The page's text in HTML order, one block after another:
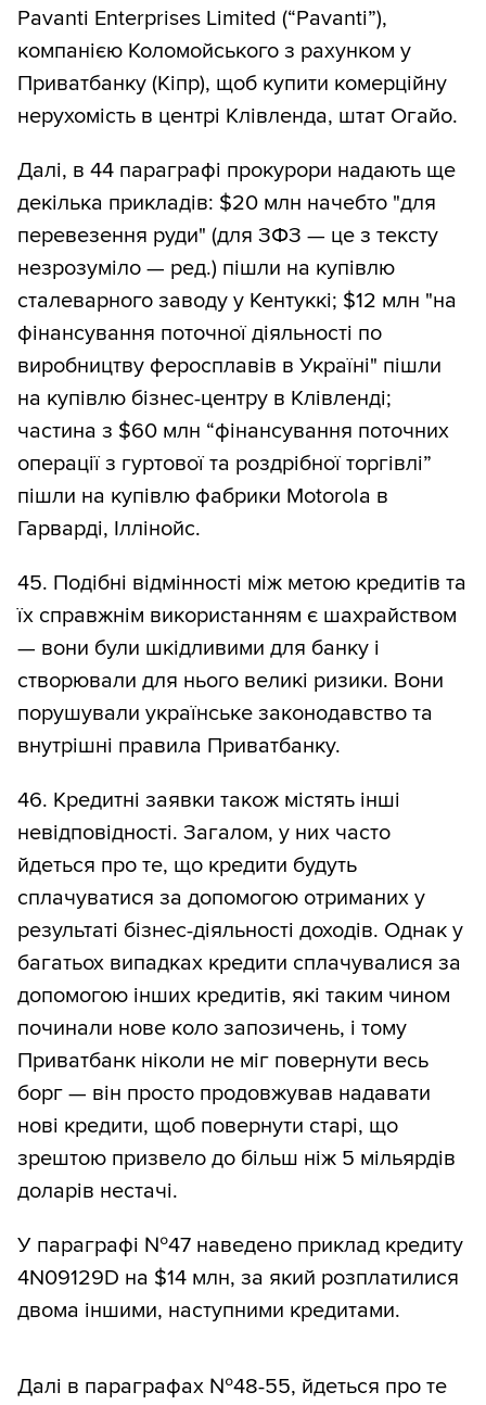
Pavanti Enterprises Limited (“Pavanti”),
компанією Коломойського з рахунком у
Приватбанку (Кіпр), щоб купити комерційну
нерухомість в центрі Клівленда, штат Огайо.
Далі, в 44 параграфі прокурори надають ще
декілька прикладів: $20 млн начебто "для
перевезення руди" (для ЗФЗ — це з тексту
незрозуміло — ред.) пішли на купівлю
сталеварного заводу у Кентуккі; $12 млн "на
фінансування поточної діяльності по
виробництву феросплавів в Україні" пішли
на купівлю бізнес-центру в Клівленді;
частина з $60 млн “фінансування поточних
операції з гуртової та роздрібної торгівлі”
пішли на купівлю фабрики Motorola в
Гарварді, Іллінойс.
45. Подібні відмінності між метою кредитів та
їх справжнім використанням є шахрайством
— вони були шкідливими для банку і
створювали для нього великі ризики. Вони
порушували українське законодавство та
внутрішні правила Приватбанку.
46. Кредитні заявки також містять інші
невідповідності. Загалом, у них часто
йдеться про те, що кредити будуть
сплачуватися за допомогою отриманих у
результаті бізнес-діяльності доходів. Однак у
багатьох випадках кредити сплачувалися за
допомогою інших кредитів, які таким чином
починали нове коло запозичень, і тому
Приватбанк ніколи не міг повернути весь
борг — він просто продовжував надавати
нові кредити, щоб повернути старі, що
зрештою призвело до більш ніж 5 мільярдів
доларів нестачі.
У параграфі №47 наведено приклад кредиту
4N09129D на $14 млн, за який розплатилися
двома іншими, наступними кредитами.
Далі в параграфах №48-55, йдеться про те